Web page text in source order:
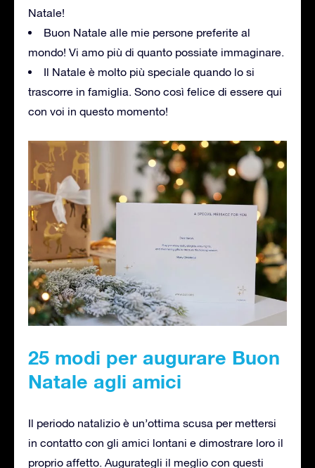
Natale!
Buon Natale alle mie persone preferite al
mondo! Vi amo più di quanto possiate immaginare.
Il Natale è molto più speciale quando lo si
trascorre in famiglia. Sono così felice di essere qui
con voi in questo momento!
25 modi per augurare Buon
Natale agli amici
Il periodo natalizio è un’ottima scusa per mettersi
in contatto con gli amici lontani e dimostrare loro il
proprio affetto. Augurategli il meglio con questi